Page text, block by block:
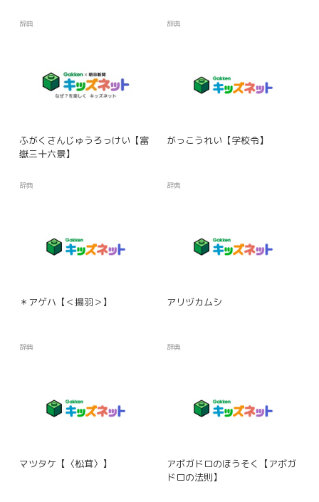
辞典 辞典
ふがくさんじゅうろっけい【富
嶽三十六景】
辞典
がっこうれい【学校令】
辞典
＊アゲハ【＜揚羽＞】
辞典
アリヅカムシ
辞典
マツタケ【〈松茸〉】
アボガドロのほうそく【アボガ
ドロの法則】